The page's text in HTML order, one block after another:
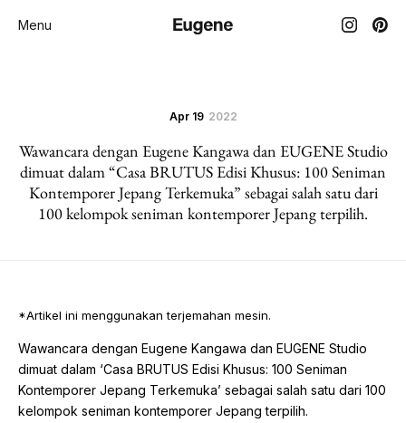
Menu
Apr 19 2022
Wawancara dengan Eugene Kangawa dan EUGENE Studio
dimuat dalam “Casa BRUTUS Edisi Khusus: 100 Seniman
Kontemporer Jepang Terkemuka” sebagai salah satu dari
100 kelompok seniman kontemporer Jepang terpilih.
*Artikel ini menggunakan terjemahan mesin.
Wawancara dengan Eugene Kangawa dan EUGENE Studio
dimuat dalam ‘Casa BRUTUS Edisi Khusus: 100 Seniman
Kontemporer Jepang Terkemuka’ sebagai salah satu dari 100
kelompok seniman kontemporer Jepang terpilih.